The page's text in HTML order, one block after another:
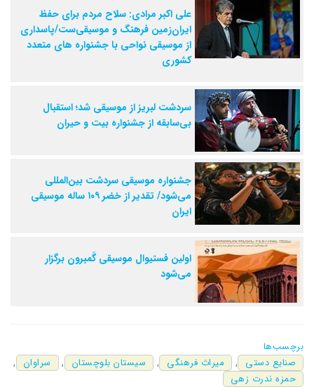
علی اکبر مرادی: سلاح مردم برای حفظ
ایران‌زمین فرهنگ و موسیقی‌ست/پاسداری
از موسیقی نواحی با جشنواره های متعدد
کشوری
سردشت لبریز از موسیقی شد؛ استقبال
بی‌سابقه از جشنواره بیت و حیران
جشنواره موسیقی سردشت بین‌المللی
می‌شود/ تقدیر از خضر ۱۰۹ ساله موسیقی
ایران
اولین فستیوال موسیقی گَمبرون برگزار
می‌شود
برچسب‌ها
صنایع دستی
, میراث فرهنگی , سیستان بلوچستان , سراوان
,
حمزه ندرت زهی